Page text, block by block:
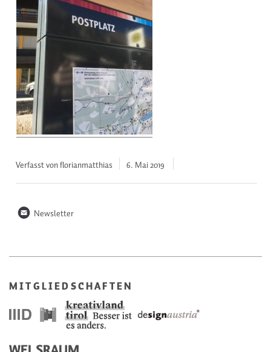
Verfasst von florianmatthias 6. Mai2019
n Newsletter
MITGLIEDSCHAFTEN